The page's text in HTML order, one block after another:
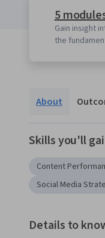
5
Gain insight
the
About
Skills you'll
Content
Social Media
Details to